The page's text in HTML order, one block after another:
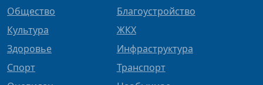
Общество
Культура
Здоровье
Спорт
Благоустройство
ЖКХ
Инфраструктура
Транспорт